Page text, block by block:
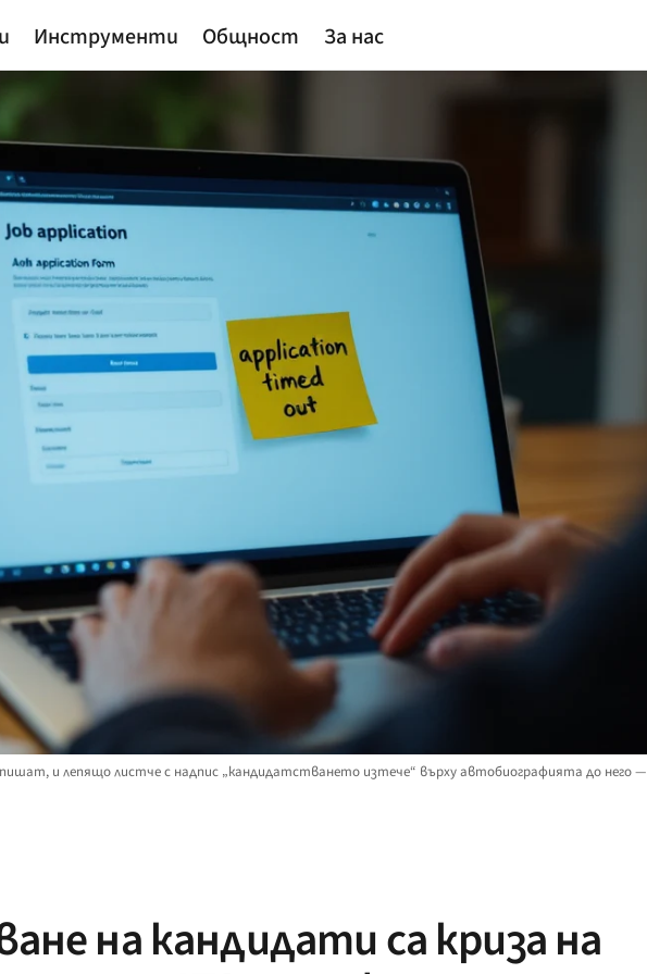
Инструменти Общност За нас
и лепящо листче с надпис „кандидатстването изтече“ върху автобиографията до него —
на кандидати са криза на